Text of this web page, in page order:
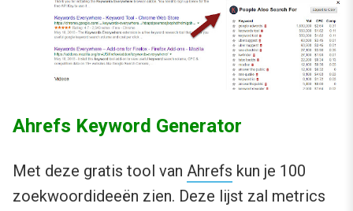
Ahrefs Keyword Generator
Met deze gratis tool van Ahrefs kun je 100
zoekwoordideeën zien. Deze lijst zal metrics